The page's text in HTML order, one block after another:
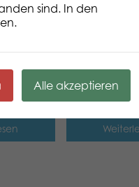
Lumo Wolf
sind. In den
Alle akzeptieren